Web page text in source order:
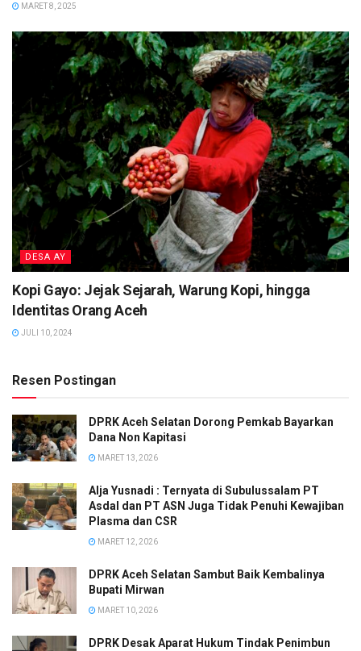
MARET 8, 2025
DESA AY
Kopi Gayo: Jejak Sejarah, Warung Kopi, hingga
Identitas Orang Aceh
JULI 10, 2024
Resen Postingan
DPRK Aceh Selatan Dorong Pemkab Bayarkan
Dana Non Kapitasi
MARET 13, 2026
Alja Yusnadi : Ternyata di Subulussalam PT
Asdal dan PT ASN Juga Tidak Penuhi Kewajiban
Plasma dan CSR
MARET 12, 2026
DPRK Aceh Selatan Sambut Baik Kembalinya
Bupati Mirwan
MARET 10, 2026
DPRK Desak Aparat Hukum Tindak Penimbun